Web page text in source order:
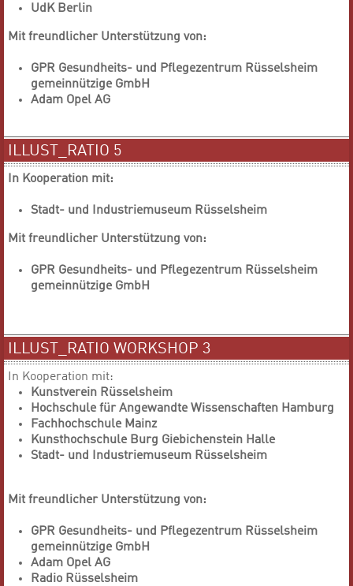
UdK Berlin
Mit freundlicher Unterstützung von:
GPR Gesundheits- und Pflegezentrum Rüsselsheim
gemeinnützige GmbH
Adam Opel AG
ILLUST_RATIO 5
In Kooperation mit:
Stadt- und Industriemuseum Rüsselsheim
Mit freundlicher Unterstützung von:
GPR Gesundheits- und Pflegezentrum Rüsselsheim
gemeinnützige GmbH
ILLUST_RATIO WORKSHOP 3
In Kooperation mit:
Kunstverein Rüsselsheim
Hochschule für Angewandte Wissenschaften Hamburg
Fachhochschule Mainz
Kunsthochschule Burg Giebichenstein Halle
Stadt- und Industriemuseum Rüsselsheim
Mit freundlicher Unterstützung von:
GPR Gesundheits- und Pflegezentrum Rüsselsheim
gemeinnützige GmbH
Adam Opel AG
Radio Rüsselsheim